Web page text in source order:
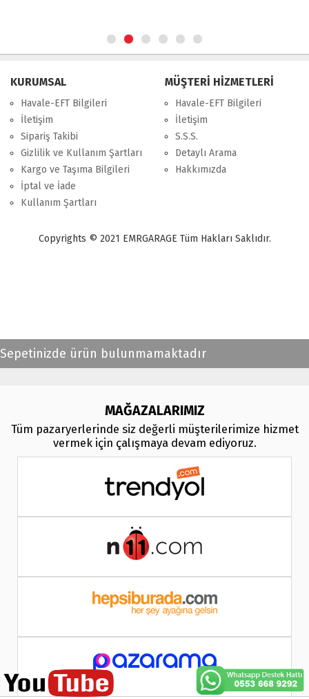
KURUMSAL
Havale-EFT Bilgileri
İletişim
Sipariş Takibi
Gizlilik ve Kullanım Şartları
Kargo ve Taşıma Bilgileri
İptal ve İade
Kullanım Şartları
MÜŞTERİ HİZMETLERİ
Havale-EFT Bilgileri
İletişim
S.S.S.
Detaylı Arama
Hakkımızda
Copyrights © 2021 EMRGARAGE Tüm Hakları Saklıdır.
Sepetinizde ürün bulunmamaktadır
MAĞAZALARIMIZ
Tüm pazaryerlerinde siz değerli müşterilerimize hizmet
vermek için çalışmaya devam ediyoruz.